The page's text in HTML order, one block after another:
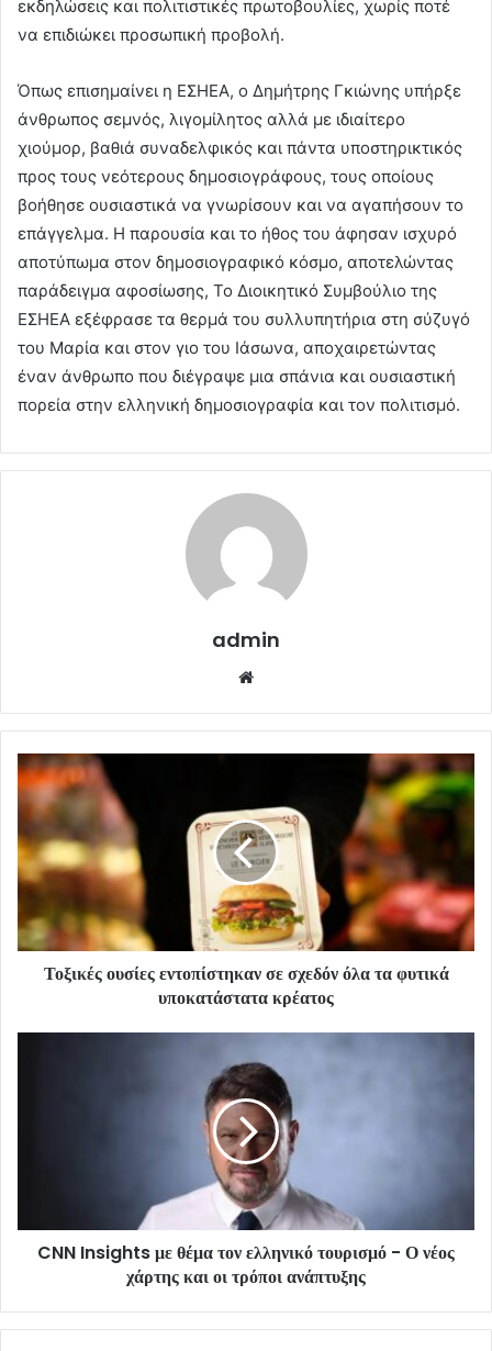
εκδηλώσεις και πολιτιστικές πρωτοβουλίες, χωρίς ποτέ
να επιδιώκει προσωπική προβολή.
Όπως επισημαίνει η ΕΣΗΕΑ, ο Δημήτρης Γκιώνης υπήρξε
άνθρωπος σεμνός, λιγομίλητος αλλά με ιδιαίτερο
χιούμορ, βαθιά συναδελφικός και πάντα υποστηρικτικός
προς τους νεότερους δημοσιογράφους, τους οποίους
βοήθησε ουσιαστικά να γνωρίσουν και να αγαπήσουν το
επάγγελμα. Η παρουσία και το ήθος του άφησαν ισχυρό
αποτύπωμα στον δημοσιογραφικό κόσμο, αποτελώντας
παράδειγμα αφοσίωσης, Το Διοικητικό Συμβούλιο της
ΕΣΗΕΑ εξέφρασε τα θερμά του συλλυπητήρια στη σύζυγό
του Μαρία και στον γιο του Ιάσωνα, αποχαιρετώντας
έναν άνθρωπο που διέγραψε μια σπάνια και ουσιαστική
πορεία στην ελληνική δημοσιογραφία και τον πολιτισμό.
admin
Τοξικές ουσίες εντοπίστηκαν σε σχεδόν όλα τα φυτικά
υποκατάστατα κρέατος
CNN Insights με θέμα τον ελληνικό τουρισμό - Ο νέος
χάρτης και οι τρόποι ανάπτυξης